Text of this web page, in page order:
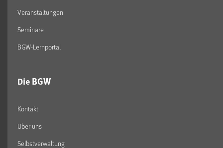
Veranstaltungen
Seminare
BGW-Lernportal
Die BGW
Kontakt
Über uns
Selbstverwaltung